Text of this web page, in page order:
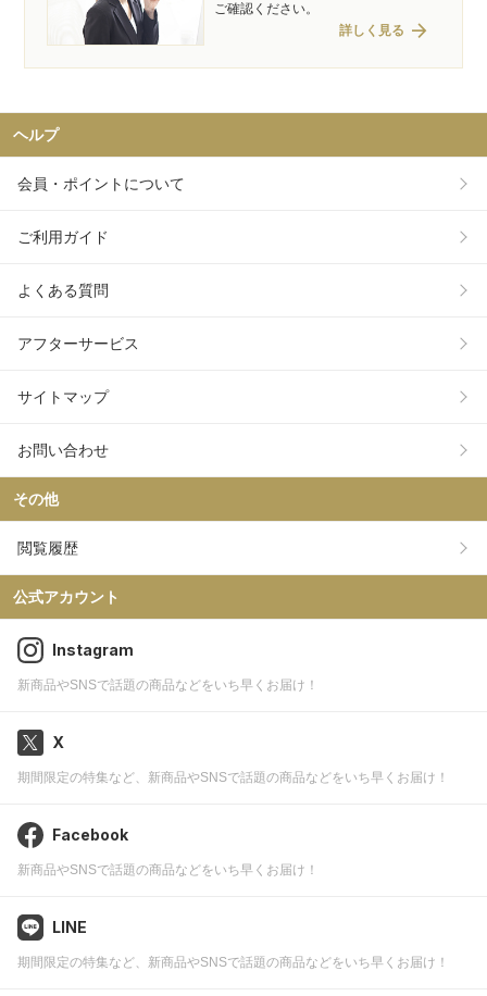
ご確認ください。
詳しく見る arrow_forward
ヘルプ
会員・ポイントについて
ご利用ガイド
よくある質問
アフターサービス
サイトマップ
お問い合わせ
その他
閲覧履歴
公式アカウント
Instagram
新商品やSNSで話題の商品などをいち早くお届け！
X
期間限定の特集など、新商品やSNSで話題の商品などをいち早くお届け！
Facebook
新商品やSNSで話題の商品などをいち早くお届け！
LINE
期間限定の特集など、新商品やSNSで話題の商品などをいち早くお届け！